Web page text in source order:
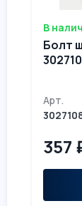
В
Болт
Арт.
357